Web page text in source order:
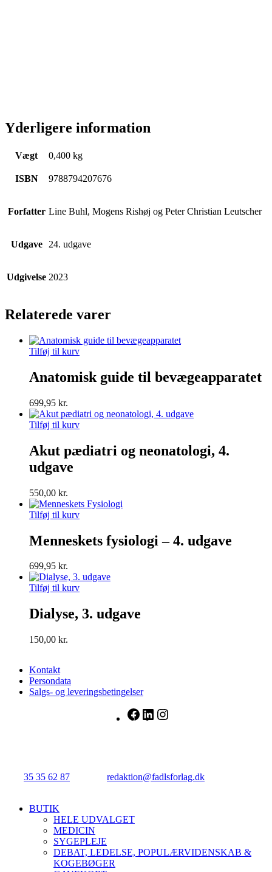
Yderligere information
Vægt 0,400 kg
ISBN 9788794207676
Forfatter Line Buhl, Mogens Rishøj og Peter Christian Leutscher
Udgave 24. udgave
Udgivelse 2023
Relaterede varer
Tilføj til kurv
Anatomisk guide til bevægeapparatet
699,95 kr.
Tilføj til kurv
Akut pædiatri og neonatologi, 4.
udgave
550,00 kr.
Tilføj til kurv
Menneskets fysiologi – 4. udgave
699,95 kr.
Tilføj til kurv
Dialyse, 3. udgave
150,00 kr.
Kontakt
Persondata
Salgs- og leveringsbetingelser
Facebook
LinkedIn
35 35 62 87 redaktion@fadlsforlag.dk
Close
BUTIK
HELE UDVALGET
MEDICIN
SYGEPLEJE
DEBAT, LEDELSE, POPULÆRVIDENSKAB &
KOGEBØGER